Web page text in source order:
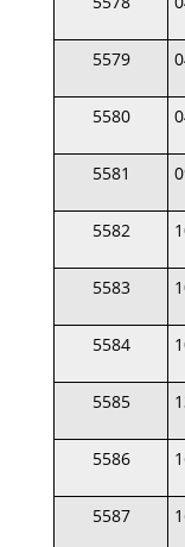
5579
5580
5581
5582
5583
5584
5585
5586
5587